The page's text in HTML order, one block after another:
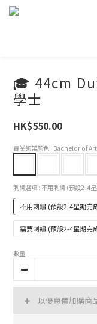
🎓 44cm
學士
HK$550.00
畢業領帶顏色 : Bachelor of
刺繡選項 : 不用刺繡 (預設2-4
不用刺繡 (預設2-4星期完
需要刺繡 (預設2-4星期完
數量
以優惠價加購商